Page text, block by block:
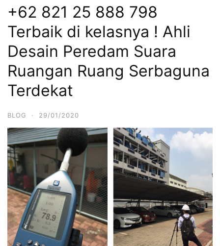
+62 821 25 888 798
Terbaik di kelasnya ! Ahli
Desain Peredam Suara
Ruangan Ruang Serbaguna
Terdekat
BLOG · 29/01/2020